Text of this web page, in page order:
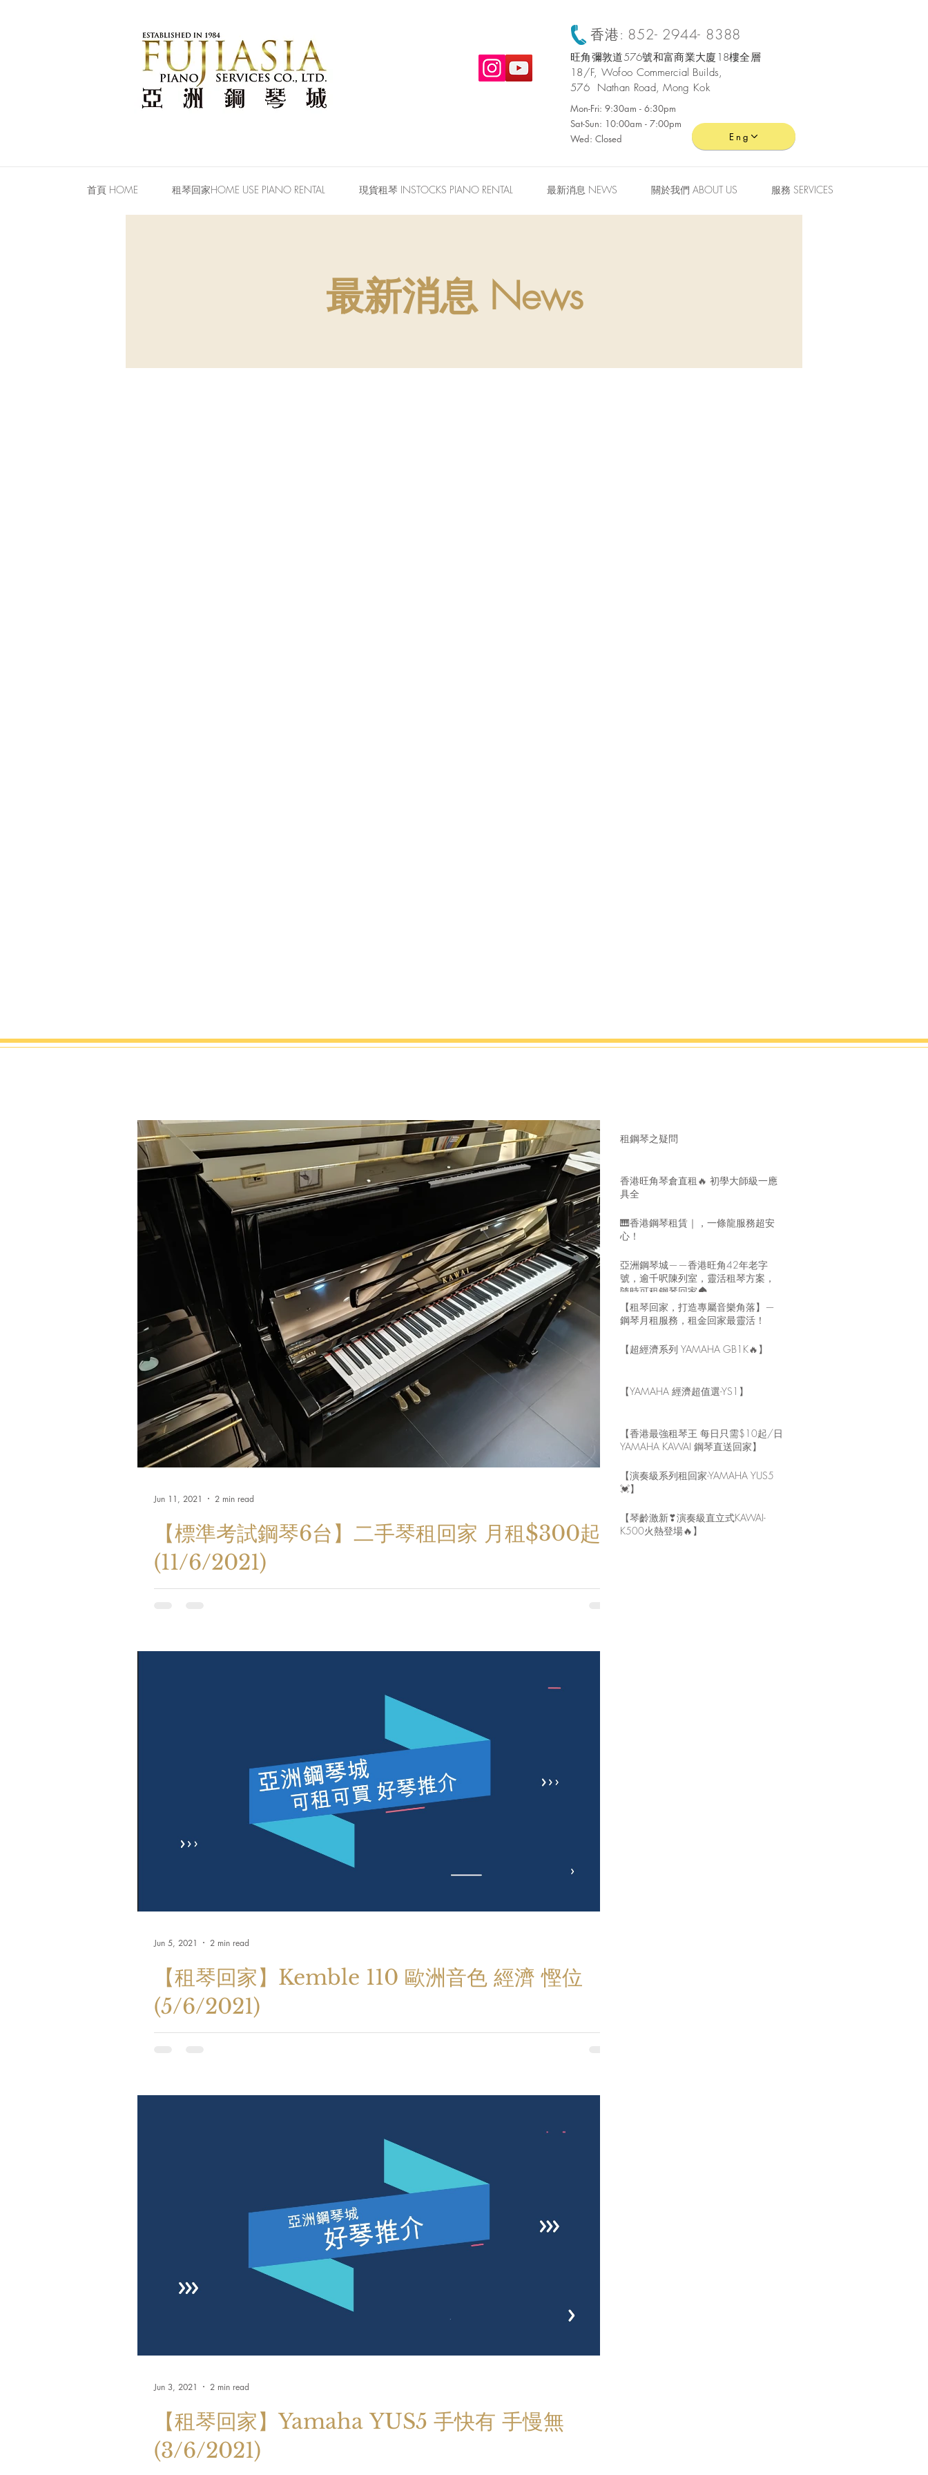
香港: 852- 2944- 8388
旺角彌敦道576號和富商業大廈18樓全層
​18/F, Wofoo Commercial Builds,
576 Nathan Road, Mong Kok
Mon-Fri: 9:30am - 6:30pm
Sat-Sun: 10:00am - 7:00pm
Wed: Closed
Eng
首頁 HOME 租琴回家HOME USE PIANO RENTAL 現貨租琴 INSTOCKS PIANO RENTAL 最新消息 NEWS 關於我們 ABOUT US 服務 SERVICES
最新消息 News
【標準考試鋼琴6台】二手琴租回家 月租$300起
(11/6/2021)
Jun 11, 2021 2 min read
【租琴回家】Kemble 110 歐洲音色 經濟 慳位
(5/6/2021)
Jun 5, 2021 2 min read
【租琴回家】Yamaha YUS5 手快有 手慢無
(3/6/2021)
Jun 3, 2021 2 min read
租鋼琴之疑問
香港旺角琴倉直租🔥 初學大師級一應
具全
🎹香港鋼琴租賃｜，一條龍服務超安
心！
亞洲鋼琴城——香港旺角42年老字
號，逾千呎陳列室，靈活租琴方案，
隨時可租鋼琴回家🏠
【租琴回家，打造專屬音樂角落】—
鋼琴月租服務，租金回家最靈活！
【超經濟系列 YAMAHA GB1K🔥】
【YAMAHA 經濟超值選-YS1】
【香港最強租琴王 每日只需$10起/日
YAMAHA KAWAI 鋼琴直送回家】
【演奏級系列租回家-YAMAHA YUS5
💓】
【琴齡激新❣演奏級直立式KAWAI-
K500火熱登場🔥】